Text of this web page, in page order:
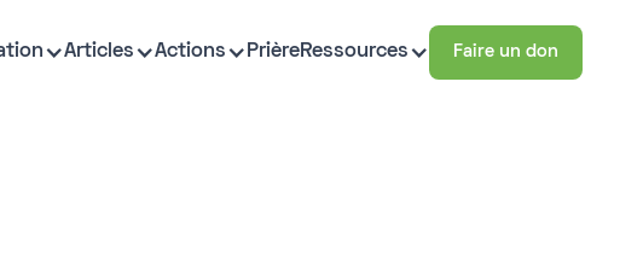
Articles Actions PrièreRessources Faire un don